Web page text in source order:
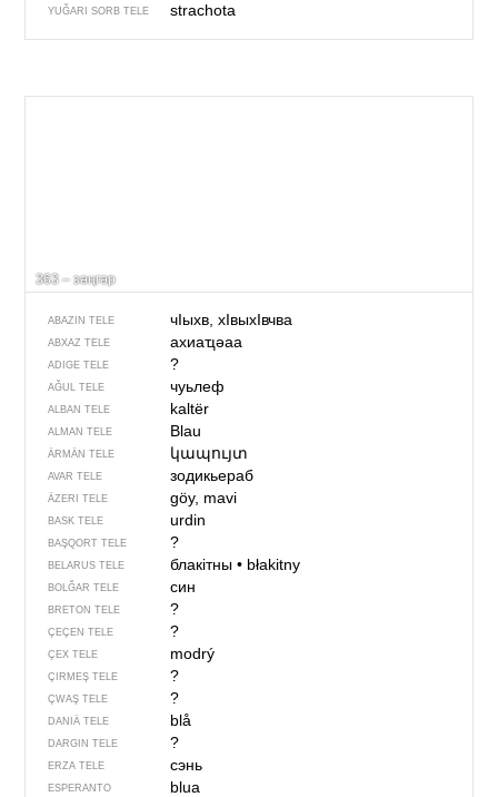
YUĞARI SORB TELE strachota
363 – зәңгәр
ABAZIN TELE чIыхв, хIвыхIвчва
ABXAZ TELE ахиаҵәаа
ADIGE TELE ?
AĞUL TELE чуьлеф
ALBAN TELE kaltër
ALMAN TELE Blau
ÄRMÄN TELE կապույտ
AVAR TELE зодикьераб
ÄZERI TELE göy, mavi
BASK TELE urdin
BAŞQORT TELE ?
BELARUS TELE блакітны• błakitny
BOLĞAR TELE син
BRETON TELE ?
ÇEÇEN TELE ?
ÇEX TELE modrý
ÇIRMEŞ TELE ?
ÇWAŞ TELE ?
DANIÄ TELE blå
DARGIN TELE ?
ERZA TELE сэнь
ESPERANTO blua